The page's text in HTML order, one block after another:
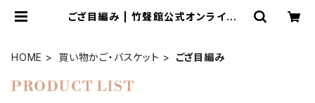
ござ目編み | 竹聲館公式オンラインス
HOME 買い物かご・バスケット ござ目編み
PRODUCT LIST